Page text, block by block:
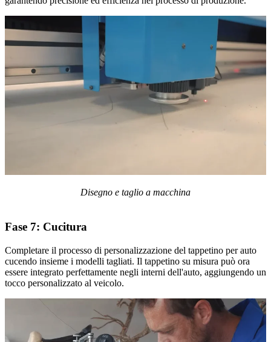
Disegno e taglio a macchina
Fase 7: Cucitura
Completare il processo di personalizzazione del tappetino per auto
cucendo insieme i modelli tagliati. Il tappetino su misura può ora
essere integrato perfettamente negli interni dell'auto, aggiungendo un
tocco personalizzato al veicolo.